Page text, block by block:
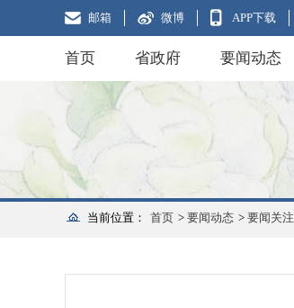
邮箱 微博 APP下载
首页 省政府 要闻动态
当前位置： 首页 > 要闻动态 > 要闻关注